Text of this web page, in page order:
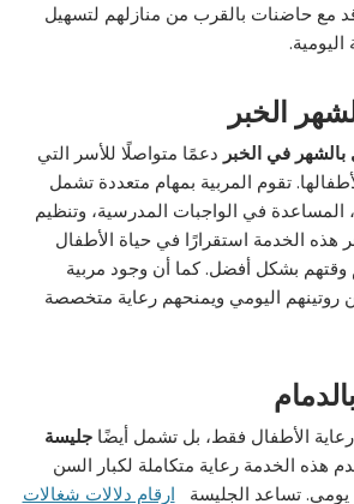
مع حاضنات بالقرب من منازلهم لتسهيل
اليومية.
الخبر
بالشهر في الخبر دعمًا متواصلًا للأسر التي
تقوم المربية بمهام متعددة تشمل
المساعدة في الواجبات المدرسية، وتنظيم
هذه الخدمة استقرارًا في حياة الأطفال
وقتهم بشكل أفضل. كما أن وجود مربية
روتينهم اليومي ويمنحهم رعاية متخصصة
الأطفال فقط، بل تشمل أيضًاجليسة
هذه الخدمة رعاية متكاملة لكبار السن
يومي. تساعد الجليسة ارقام دلالات شغالات